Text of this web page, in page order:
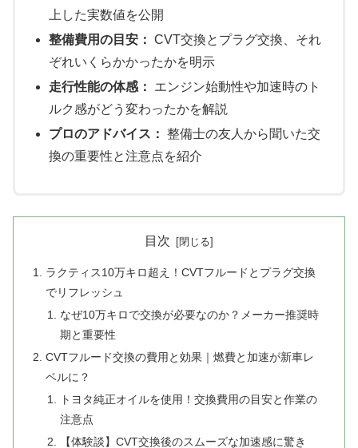
上した実数値を公開
整備費用の目安： CVT交換とプラグ交換、それ
ぞれいくらかかったかを明示
走行性能の体感：
エンジン始動性や加速時のト
ルク感がどう変わったかを解説
プロのアドバイス： 整備士の友人から聞いた交
換の重要性と注意点を紹介
目次
ラクティス10万キロ超え！CVTフルードとプラグ交換
でリフレッシュ
なぜ10万キロで交換が必要なのか？メーカー推奨時
期と重要性
CVTフルード交換の費用と効果｜燃費と加速が新車レ
ベルに？
トヨタ純正オイルを使用！交換費用の目安と作業の
注意点
【体験談】CVT交換後のスムーズな加速感に驚き